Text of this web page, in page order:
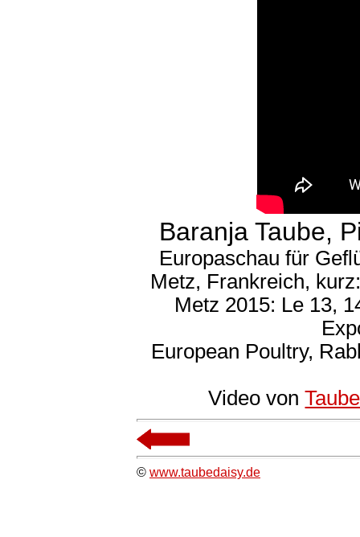
Baranja Taube,
Europaschau für
Metz, Frankreich,
Metz 2015: Le 13,
European Poultry,
Video von
© www.taubedaisy.de